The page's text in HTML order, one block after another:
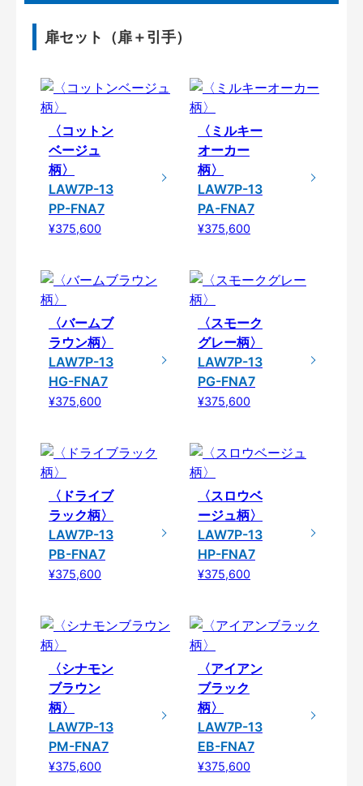
扉セット（扉＋引手）
〈コットン
ベージュ
柄〉
LAW7P-13
PP-FNA7
¥375,600
〈ミルキー
オーカー
柄〉
LAW7P-13
PA-FNA7
¥375,600
〈バームブ
ラウン柄〉
LAW7P-13
HG-FNA7
¥375,600
〈スモーク
グレー柄〉
LAW7P-13
PG-FNA7
¥375,600
〈ドライブ
ラック柄〉
LAW7P-13
PB-FNA7
¥375,600
〈スロウベ
ージュ柄〉
LAW7P-13
HP-FNA7
¥375,600
〈シナモン
ブラウン
柄〉
LAW7P-13
PM-FNA7
¥375,600
〈アイアン
ブラック
柄〉
LAW7P-13
EB-FNA7
¥375,600